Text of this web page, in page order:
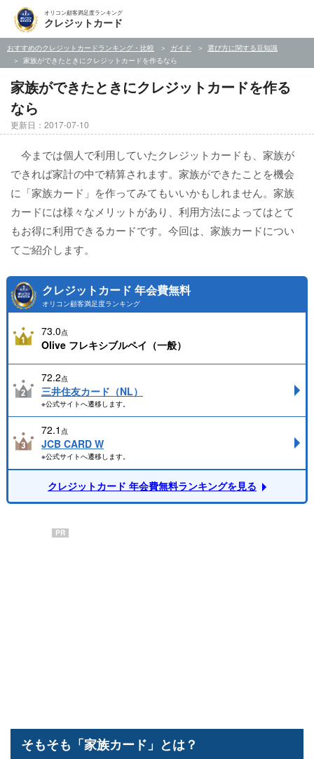
オリコン顧客満足度ランキング
クレジットカード
おすすめのクレジットカードランキング・比較 ガイド
選び方に関する豆知識
家族ができたときにクレジットカードを作るなら
家族ができたときにクレジットカードを作る
なら
更新日：2017-07-10
今までは個人で利用していたクレジットカードも、家族が
できれば家計の中で精算されます。家族ができたことを機会
に「家族カード」を作ってみてもいいかもしれません。家族
カードには様々なメリットがあり、利用方法によってはとて
もお得に利用できるカードです。今回は、家族カードについ
てご紹介します。
クレジットカード 年会費無料
オリコン顧客満足度ランキング
73.0点
Olive フレキシブルペイ（一般）
72.2点
三井住友カード（NL）
※公式サイトへ遷移します。
72.1 点
JCB CARD W
※公式サイトへ遷移します。
クレジットカード 年会費無料ランキングを見る
PR
そもそも「家族カード」とは？